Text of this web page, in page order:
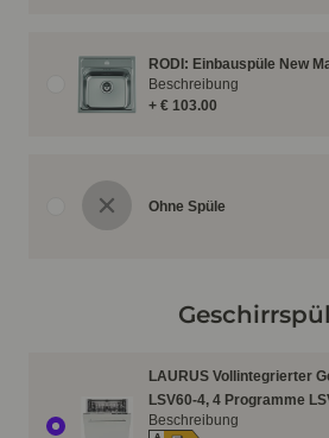
RODI: Einbauspüle New
+ € 103.00
Beschreibung
Ohne Spüle
LAURUS Vollintegrierter
LSV60-4, 4 Programme
Beschreibung